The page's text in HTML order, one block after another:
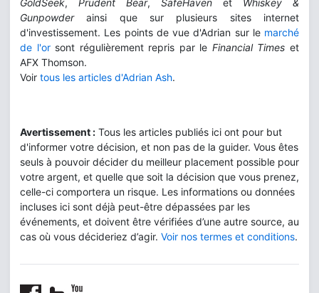
Gunpowderainsi que sur plusieurs sites internet
d'investissement. Les points de vue d'Adrian sur le marché
de l'orsont régulièrement repris par le Financial Times et
AFX Thomson.
Voir tous les articles d'Adrian Ash.
Avertissement : Tous les articles publiés ici ont pour but
d'informer votre décision, et non pas de la guider. Vous êtes
seuls à pouvoir décider du meilleur placement possible pour
votre argent, et quelle que soit la décision que vous prenez,
celle-ci comportera un risque. Les informations ou données
incluses ici sont déjà peut-être dépassées par les
événements, et doivent être vérifiées d’une autre source, au
cas où vous décideriez d’agir. Voir nos termes et conditions.